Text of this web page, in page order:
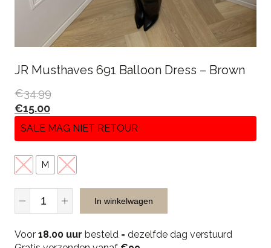
JR Musthaves 691 Balloon Dress – Brown
€34.99
€15.00
SALE MAG NIET RETOUR
S M L
Musthaves
Balloon
In winkelwagen
Voor 18.00 uur besteld = dezelfde dag verstuurd